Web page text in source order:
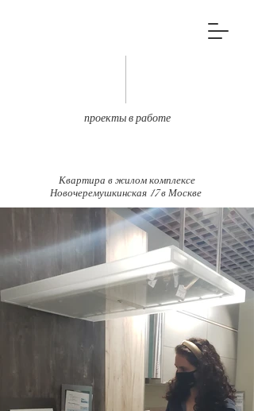
проекты в работе
Квартира в жилом комплексе
Новочеремушкинская 17 в Москве